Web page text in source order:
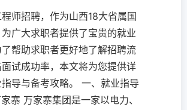
师招聘，作为山西18大省属国
广大求职者提供了宝贵的就业
帮助求职者更好地了解招聘流
试成功率，本文将为您提供详
导与备考攻略。 一、就业指导
寨 万家寨集团是一家以电力、